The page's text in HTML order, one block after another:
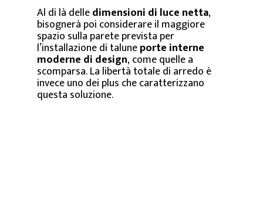
Al di là delledimensioni di luce netta,
bisognerà poi considerare il maggiore
spazio sulla parete prevista per
l’installazione di taluneporte interne
moderne di design, come quelle a
scomparsa. La libertà totale di arredo è
invece uno dei plus che caratterizzano
questa soluzione.